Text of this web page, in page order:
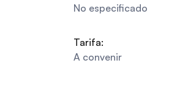
No especificado
Tarifa:
A convenir